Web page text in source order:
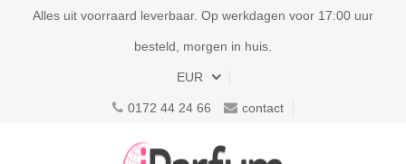
Alles uit voorraard leverbaar. Op werkdagen voor 17:00 uur
besteld, morgen in huis.
EUR
0172 44 24 66 contact